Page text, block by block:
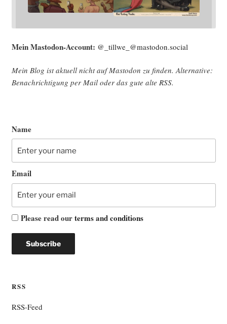
Mein Mast­o­don-Account: @_tillwe_@mastodon.social
Mein Blog ist aktu­ell nicht auf Mast­o­don zu fin­den. Alter­na­ti­ve:
Benach­rich­ti­gung per Mail oder das gute alte RSS.
Name
Email
Please read ourterms and conditions
RSS
RSS-Feed